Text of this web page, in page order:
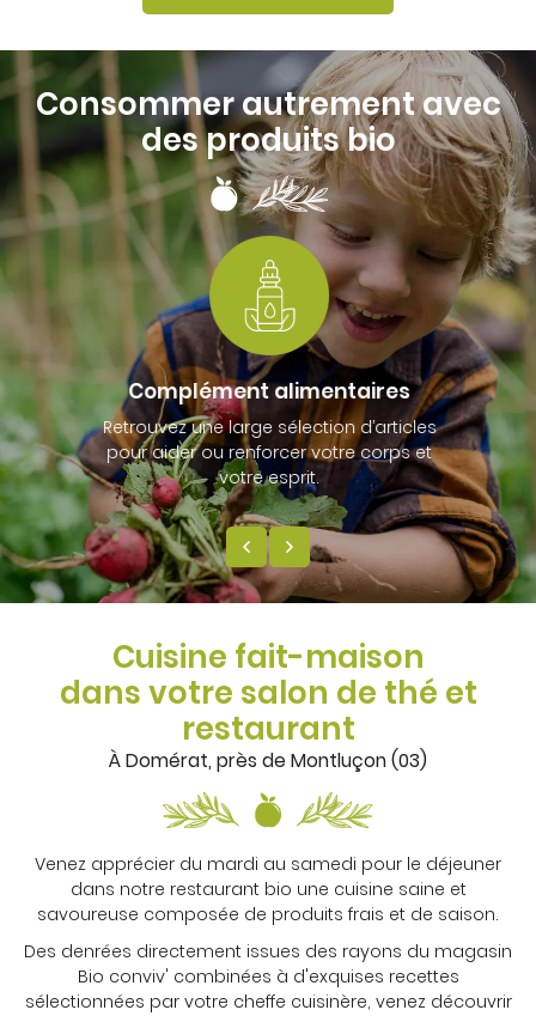
Consommer autrement avec
des produits bio
Complément alimentaires
Retrouvez une large sélection d’articles
pour aider ou renforcer votre corps et
votre esprit.
Cuisine fait-maison
dans votre salon de thé et
restaurant
À Domérat, près de Montluçon (03)
Venez apprécier du mardi au samedi pour le déjeuner
dans notre restaurant bio une cuisine saine et
savoureuse composée de produits frais et de saison.
Des denrées directement issues des rayons du magasin
Bio conviv' combinées à d'exquises recettes
sélectionnées par votre cheffe cuisinère, venez découvrir